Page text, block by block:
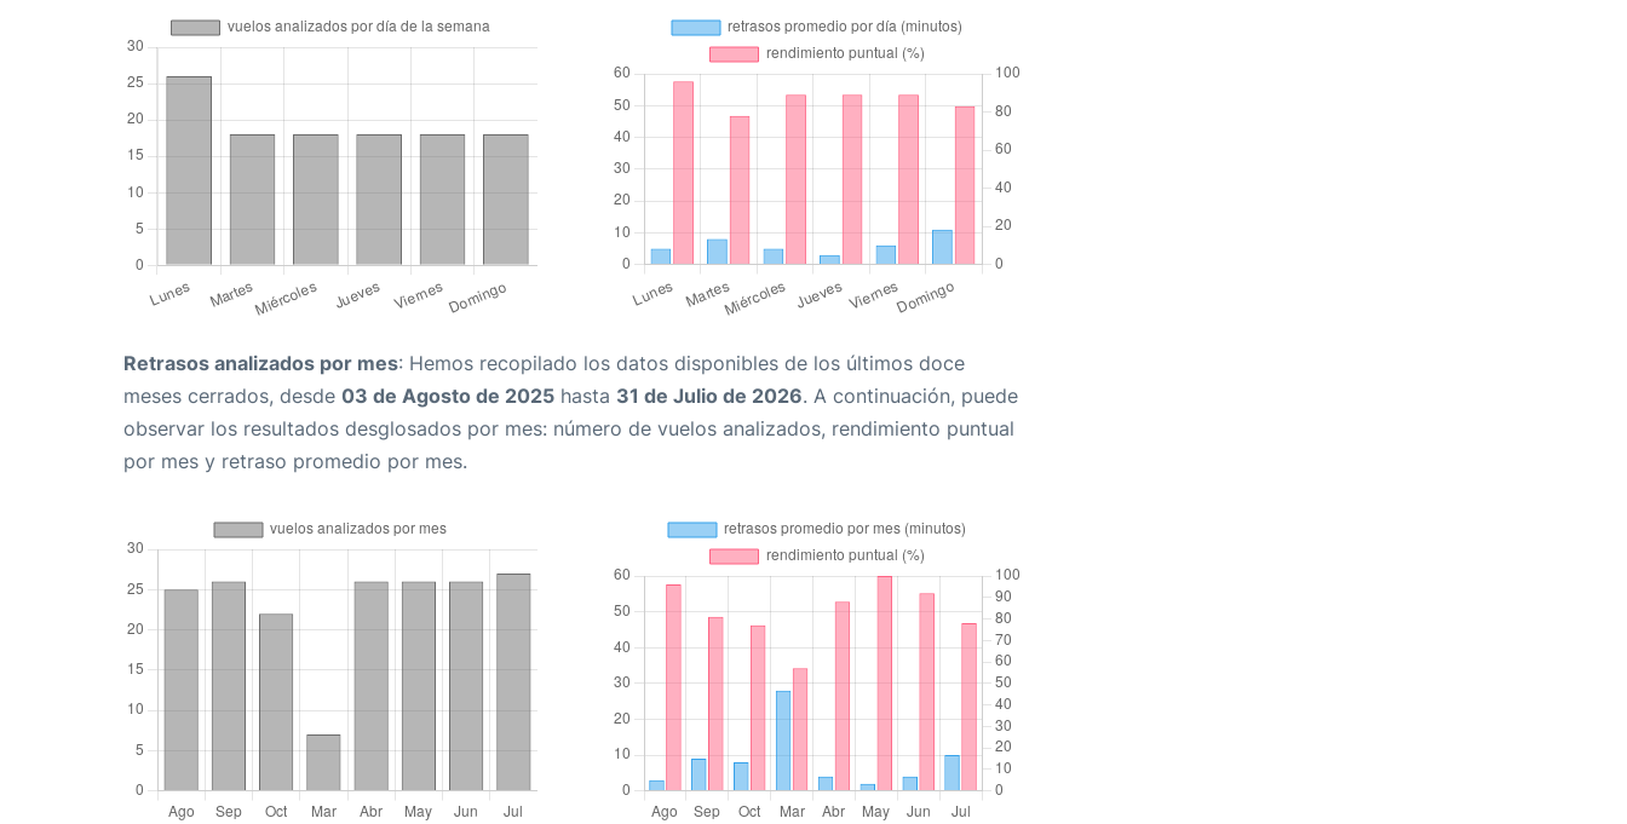
Retrasos analizados por mes: Hemos recopilado los datos disponibles de los últimos doce
meses cerrados, desde 03 de Agosto de 2025 hasta 31 de Julio de 2026. A continuación, puede
observar los resultados desglosados por mes: número de vuelos analizados, rendimiento puntual
por mes y retraso promedio por mes.